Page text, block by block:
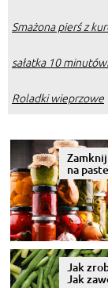
Smażona pierś z
sałatka 10
Roladki wieprzowe
na
Jak
Jak